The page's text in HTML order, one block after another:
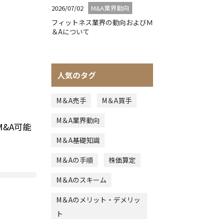
可能
2026/07/02 M&A業界動向
フィットネス業界の動向およびＭ
＆Aについて
人気のタグ
M＆A売手 M＆A買手
M＆A業界動向
M＆A基礎知識
M＆Aの手順 株価算定
M＆Aのスキーム
M＆Aのメリット・デメリッ
ト